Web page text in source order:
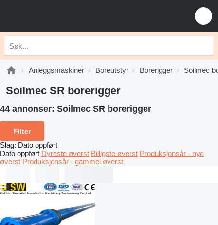
Anleggsmaskiner Boreutstyr Borerigger Soilmec
Soilmec SR borerigger
44 annonser: Soilmec SR borerigger
Filter
Slag: Dato oppført
Dato oppført Dyreste øverst Billigste øverst Produksjonsår - nye
øverst Produksjonsår - gammel øverst